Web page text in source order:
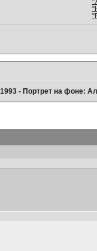
1993 - Портрет на фоне: